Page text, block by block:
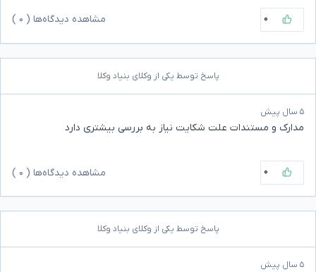
۰ مشاهده دیدگاه‌ها ( ۰
پاسخ توسط یکی از وکلای بنیاد وکلا
۵ سال پیش
مدارک و مستندات علت شکایت نیاز به بررسی بیشتری دارد
۰ مشاهده دیدگاه‌ها ( ۰
پاسخ توسط یکی از وکلای بنیاد وکلا
۵ سال پیش